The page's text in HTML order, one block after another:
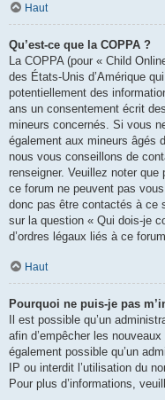
Haut
Qu’est-ce que la COPPA ?
La COPPA (pour « Child
des États-Unis d’Amérique
potentiellement des
ans un consentement écrit
mineurs concernés. Si vous
également aux mineurs âgés
nous vous conseillons de
renseigner. Veuillez noter
ce forum ne peuvent pas
donc pas être contactés à ce
sur la question « Qui dois-je
d’ordres légaux liés à ce
Haut
Pourquoi ne puis-je pas
Il est possible qu’un
afin d’empêcher les
également possible qu’un
IP ou interdit l’utilisation du
Pour plus d’informations,